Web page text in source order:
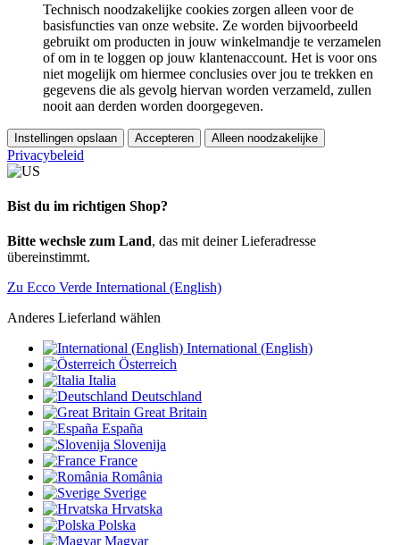
Technisch noodzakelijke cookies zorgen alleen voor de
basisfuncties van onze website. Ze worden bijvoorbeeld
gebruikt om producten in jouw winkelmandje te verzamelen
of om in te loggen op jouw klantenaccount. Het is voor ons
niet mogelijk om hiermee conclusies over jou te trekken en
gegevens die als gevolg hiervan worden verzameld, zullen
nooit aan derden worden doorgegeven.
Instellingen opslaan Accepteren Alleen noodzakelijke
Privacybeleid
Bist du im richtigen Shop?
Bitte wechsle zum Land, das mit deiner Lieferadresse
übereinstimmt.
Zu Ecco Verde International (English)
Anderes Lieferland wählen
International (English)
Österreich
Italia
Deutschland
Great Britain
España
Slovenija
France
România
Sverige
Hrvatska
Polska
Magyar